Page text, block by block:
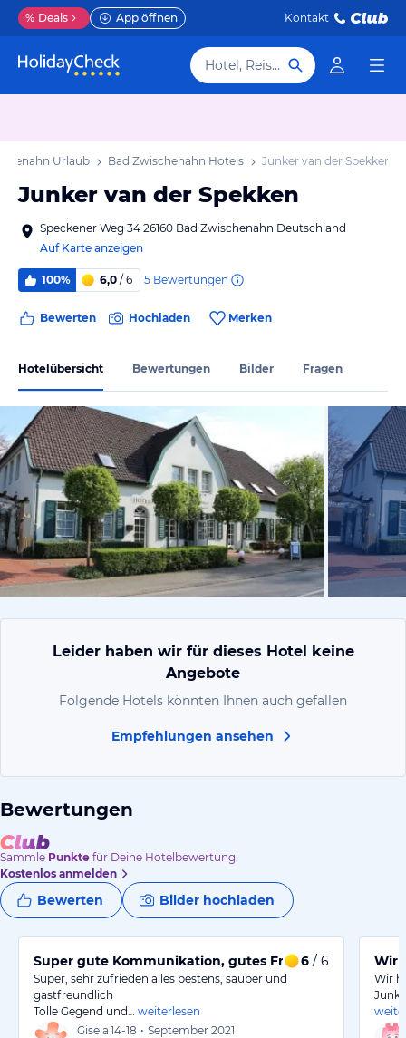
% Deals App öffnen Kontakt
Hotel, Reiseziel
Urlaub Bad Zwischenahn Hotels Junker van der Spekken
Junker van der Spekken
Speckener Weg 34 26160 Bad Zwischenahn Deutschland
Auf Karte anzeigen
100% 6,0 / 6 5 Bewertungen
Bewerten Hochladen Merken
Hotelübersicht Bewertungen Bilder Fragen
von Sven,
Leider haben wir für dieses Hotel keine
Angebote
Folgende Hotels könnten Ihnen auch gefallen
Empfehlungen ansehen
Bewertungen
Sammle Punkte für Deine Hotelbewertung.
Kostenlos anmelden
Bewerten Bilder hochladen
Super gute Kommunikation, gutes Frühstück alles ok
6 / 6
Super, sehr zufrieden alles bestens, sauber und
gastfreundlich
Tolle Gegend und…
weiterlesen
Gisela 14-18 • September 2021
Wir
Wir